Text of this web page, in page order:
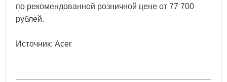
по рекомендованной розничной цене от 77 700
рублей.
Источник: Acer